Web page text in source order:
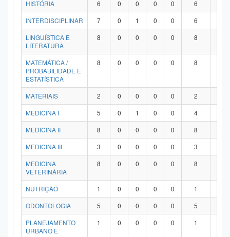
HISTÓRIA
6 0 0 0 0 6
INTERDISCIPLINAR
7 0 1 0 0 6
LINGUÍSTICA E
LITERATURA
8 0 0 0 0 8
MATEMÁTICA /
PROBABILIDADE E
ESTATÍSTICA
8 0 0 0 0 8
MATERIAIS 2 0 0 0 0 2
MEDICINA I
5 0 1 0 0 4
MEDICINA II
8 0 0 0 0 8
MEDICINA III
3 0 0 0 0 3
MEDICINA
VETERINÁRIA
8 0 0 0 0 8
NUTRIÇÃO 1 0 0 0 0 1
ODONTOLOGIA
5 0 0 0 0 5
PLANEJAMENTO
URBANO E
1 0 0 0 0 1